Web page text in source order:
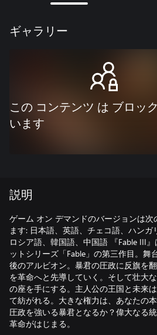
ギャラリー
この コンテンツ は ブロッ
います
説明
ゲーム オン デマンドのバージョンは
ます: 日本語、英語、チェコ語、ハンガ
ロシア語、韓国語、中国語 『Fable III
ットシリーズ「Fable」の第三作目。舞
後のアルビオン。暴君の圧政に反旗を
を革命へと先導していく。そして壮大
の座を手にする。主人公の王国と未来
て紡がれる。大きな権力は、あなたの
圧政を強いる暴君となるか？偉大なる
革命がはじまる。